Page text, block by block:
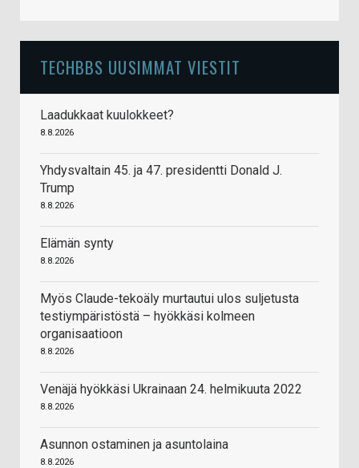
TECHBBS UUSIMMAT VIESTIT
Laadukkaat kuulokkeet?
8.8.2026
Yhdysvaltain 45. ja 47. presidentti Donald J.
Trump
8.8.2026
Elämän synty
8.8.2026
Myös Claude-tekoäly murtautui ulos suljetusta
testiympäristöstä – hyökkäsi kolmeen
organisaatioon
8.8.2026
Venäjä hyökkäsi Ukrainaan 24. helmikuuta 2022
8.8.2026
Asunnon ostaminen ja asuntolaina
8.8.2026